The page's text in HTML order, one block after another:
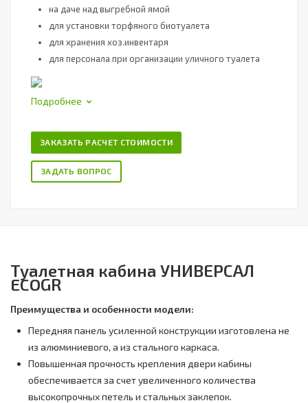
на даче над выгребной ямой
для установки торфяного биотуалета
для хранения хоз.инвентаря
для персонала при организации уличного туалета
Подробнее
ЗАКАЗАТЬ РАСЧЕТ СТОИМОСТИ
ЗАДАТЬ ВОПРОС
Туалетная кабина УНИВЕРСАЛ
ECOGR
Преимущества и особенности модели:
Передняя панель усиленной конструкции изготовлена не
из алюминиевого, а из стального каркаса.
Повышенная прочность крепления двери кабины
обеспечивается за счет увеличенного количества
высокопрочных петель и стальных заклепок.